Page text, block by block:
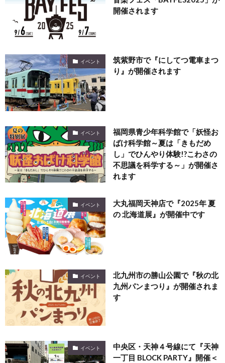
開催されます
イベント
筑紫野市で『にしてつ電車まつ
り』が開催されます
イベント
福岡県青少年科学館で「妖怪お
ばけ科学館～夏は「きもだめ
し」でひんやり体験!?こわさの
不思議を科学する～」が開催さ
れます
イベント
大丸福岡天神店で『2025年 夏
の 北海道展』が開催中です
イベント
北九州市の勝山公園で『秋の北
九州パンまつり』が開催されま
す
イベント
中央区・天神４号線にて『天神
一丁目 BLOCK PARTY』開催＜